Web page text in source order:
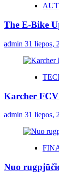
The E-Bike
admin 31 liepos,
Karcher
admin 31 liepos,
Nuo